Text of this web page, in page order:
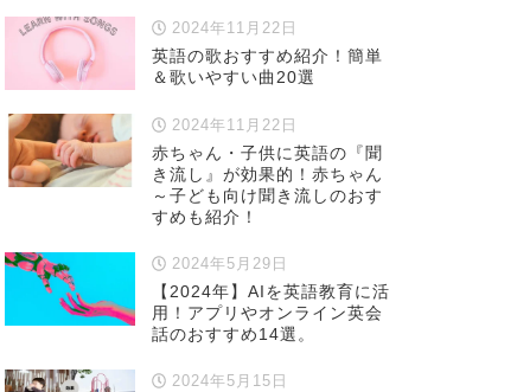
2024年11月22日
英語の歌おすすめ紹介！簡単
＆歌いやすい曲20選
2024年11月22日
赤ちゃん・子供に英語の『聞
き流し』が効果的！赤ちゃん
～子ども向け聞き流しのおす
すめも紹介！
2024年5月29日
【2024年】AIを英語教育に活
用！アプリやオンライン英会
話のおすすめ14選。
2024年5月15日